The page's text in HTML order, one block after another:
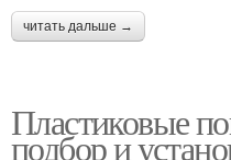
читать дальше →
Пластиковые
подбор и